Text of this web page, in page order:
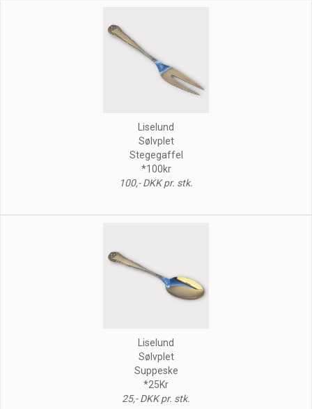
Liselund
Sølvplet
Stegegaffel
*100kr
100,- DKK pr. stk.
Liselund
Sølvplet
Suppeske
*25Kr
25,- DKK pr. stk.